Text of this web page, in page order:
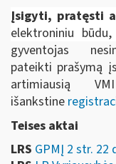
Įsigyti, pratęsti
elektroniniu
gyventojas
pateikti prašymą
artimiausią
išankstine
Teises aktai
LRS GPMĮ 2 str. 22